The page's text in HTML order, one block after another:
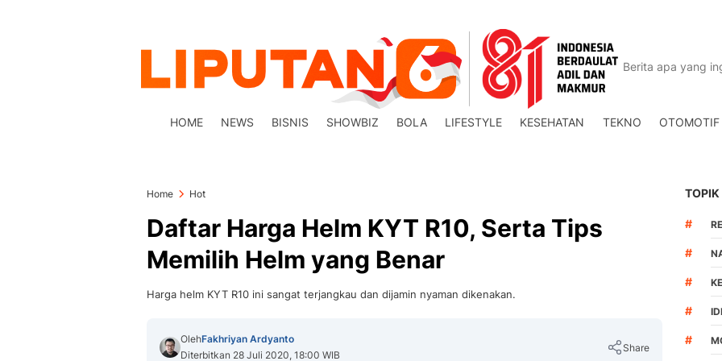
HOME NEWS BISNIS SHOWBIZ BOLA LIFESTYLE KESEHATAN TEKNO OTOMOTIF
Home Hot
Daftar Harga Helm KYT R10, Serta Tips
Memilih Helm yang Benar
Harga helm KYT R10 ini sangat terjangkau dan dijamin nyaman dikenakan.
OlehFakhriyan Ardyanto
Diterbitkan 28 Juli 2020, 18:00 WIB
Share
TOPIK
#
#
#
#
#